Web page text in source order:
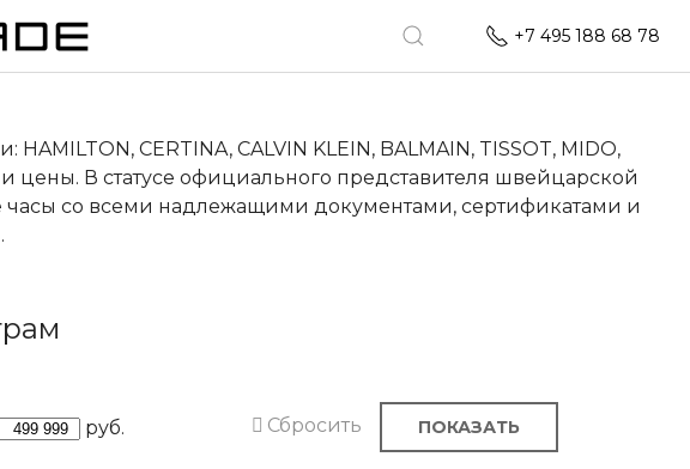
+7 495 188 68 78
CERTINA, CALVIN KLEIN, BALMAIN, TISSOT, MIDO,
цены. В статусе официального представителя швейцарской
со всеми надлежащими документами, сертификатами и
руб. Сбросить